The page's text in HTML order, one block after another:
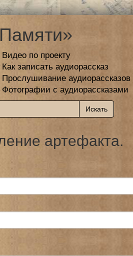
Видео по проекту
Как записать аудиорассказ
Прослушивание аудиорассказов
Фотографии с аудиорассказами
артефакта.